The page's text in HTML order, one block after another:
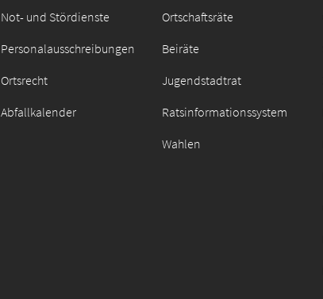
Not- und Stördienste
Personalausschreibungen
Ortsrecht
Abfallkalender
Ortschaftsräte
Beiräte
Jugendstadtrat
Ratsinformationssystem
Wahlen